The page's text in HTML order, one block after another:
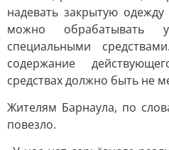
надевать закрытую
можно обрабатывать
специальными
содержание
средствах должно быть не
Жителям Барнаула, по
повезло.